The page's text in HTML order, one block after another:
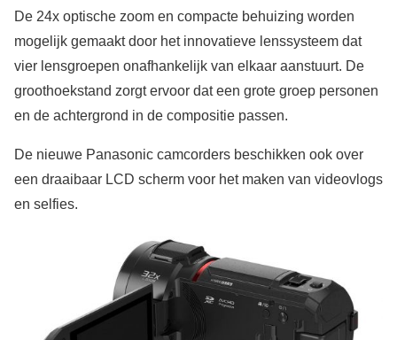
De 24x optische zoom en compacte behuizing worden
mogelijk gemaakt door het innovatieve lenssysteem dat
vier lensgroepen onafhankelijk van elkaar aanstuurt. De
groothoekstand zorgt ervoor dat een grote groep personen
en de achtergrond in de compositie passen.
De nieuwe Panasonic camcorders beschikken ook over
een draaibaar LCD scherm voor het maken van videovlogs
en selfies.